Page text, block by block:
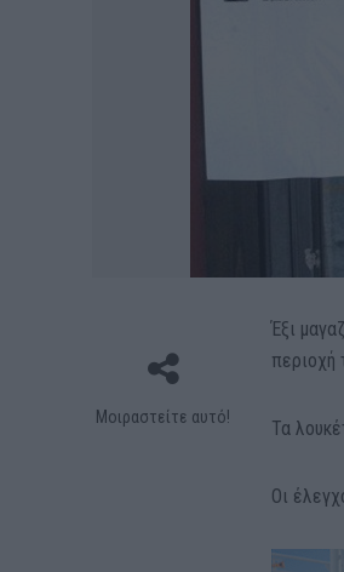
Μοιραστείτε αυτό!
Έξι
περιοχή
Τα
Οι